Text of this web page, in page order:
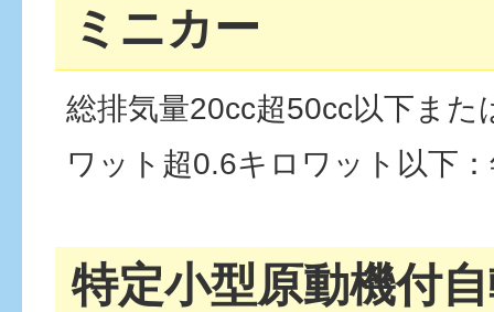
ミニカー
総排気量20cc超50cc以下また
ワット超0.6キロワット以下
特定小型原動機付